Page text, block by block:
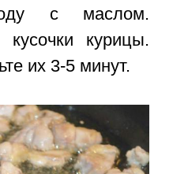
с маслом.
курицы.
их 3-5 минут.